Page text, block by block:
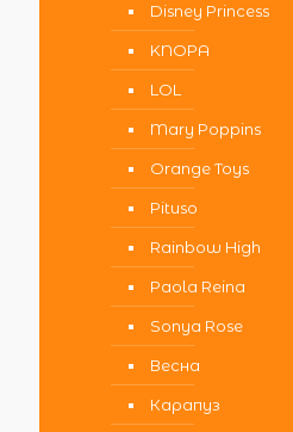
Disney Princess
KNOPA
LOL
Mary Poppins
Orange Toys
Pituso
Rainbow High
Paola Reina
Sonya Rose
Весна
Карапуз